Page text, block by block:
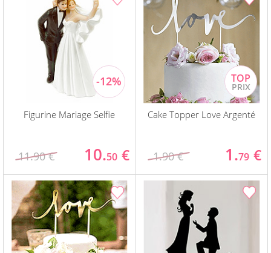
Figurine Mariage Selfie
11.90 € 10.50 €
Cake Topper Love Argenté
1.90 € 1.79 €